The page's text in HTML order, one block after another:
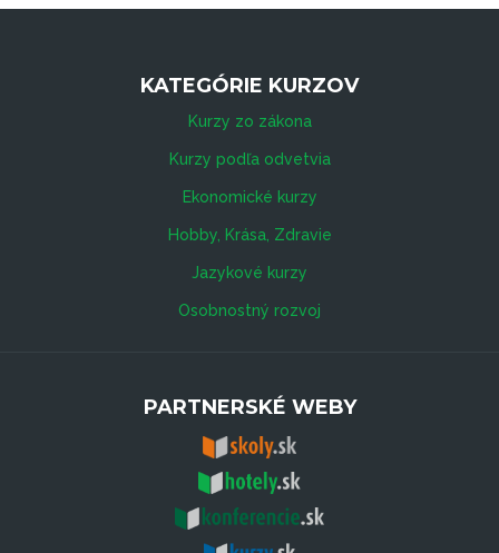
KATEGÓRIE KURZOV
Kurzy zo zákona
Kurzy podľa odvetvia
Ekonomické kurzy
Hobby, Krása, Zdravie
Jazykové kurzy
Osobnostný rozvoj
PARTNERSKÉ WEBY